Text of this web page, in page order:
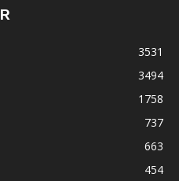
3531
3494
1758
737
663
454